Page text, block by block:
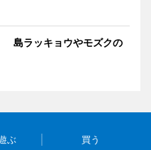
島ラッキョウやモズクの
ぶ 買う